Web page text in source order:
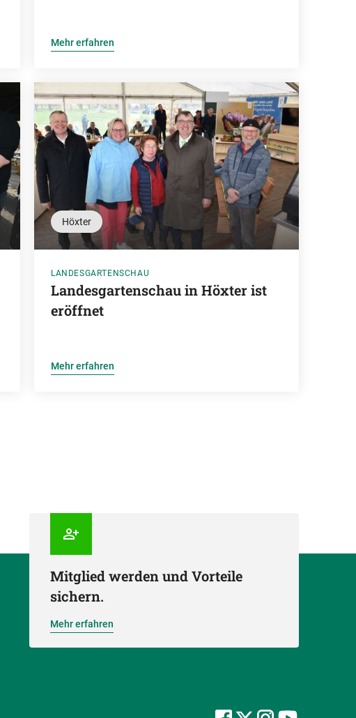
Mehr erfahren
Höxter
LANDESGARTENSCHAU
Landesgartenschau in Höxter ist
eröffnet
Mehr erfahren
Mitglied werden und Vorteile
sichern.
Mehr erfahren